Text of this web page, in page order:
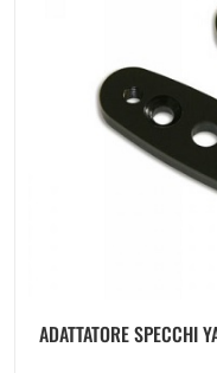
ADATTATORE SPECCHI